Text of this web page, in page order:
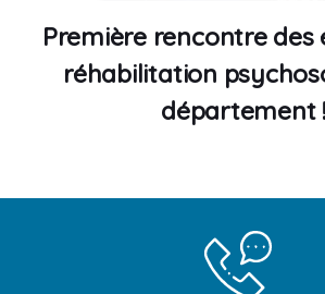
Première rencontre des
réhabilitation
département !